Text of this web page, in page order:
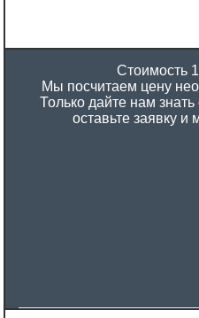
Стоимость
Мы посчитаем цену
Только дайте нам
оставьте заявку